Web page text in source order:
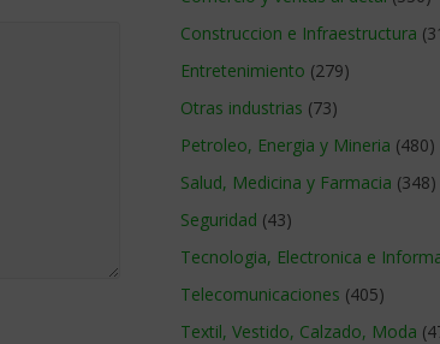
Construccion e Infraestructura
Entretenimiento (279)
Otras industrias (73)
Petroleo, Energia y Mineria (480)
Salud, Medicina y Farmacia (348)
Seguridad (43)
Tecnologia, Electronica e
Telecomunicaciones (405)
Textil, Vestido, Calzado, Moda